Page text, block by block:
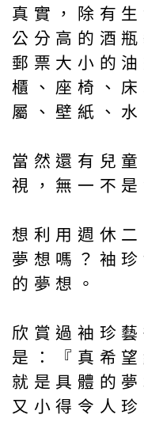
真實，除有
公分高的酒
郵票大小的
櫃、座椅、
屬、壁紙、
當然還有兒
視，無一不
想利用週休
夢想嗎？袖
的夢想。
欣賞過袖珍
是：『真希
就是具體的
又小得令人